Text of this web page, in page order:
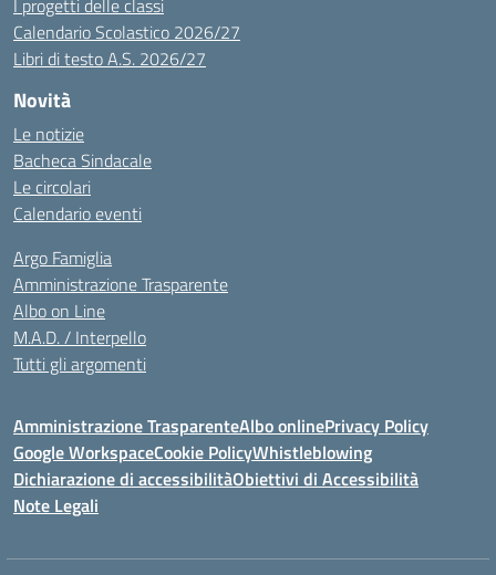
I progetti delle classi
Calendario Scolastico 2026/27
Libri di testo A.S. 2026/27
Novità
Le notizie
Bacheca Sindacale
Le circolari
Calendario eventi
Argo Famiglia
Amministrazione Trasparente
Albo on Line
M.A.D. / Interpello
Tutti gli argomenti
Amministrazione TrasparenteAlbo onlinePrivacy Policy
Google WorkspaceCookie PolicyWhistleblowing
Dichiarazione di accessibilitàObiettivi di Accessibilità
Note Legali